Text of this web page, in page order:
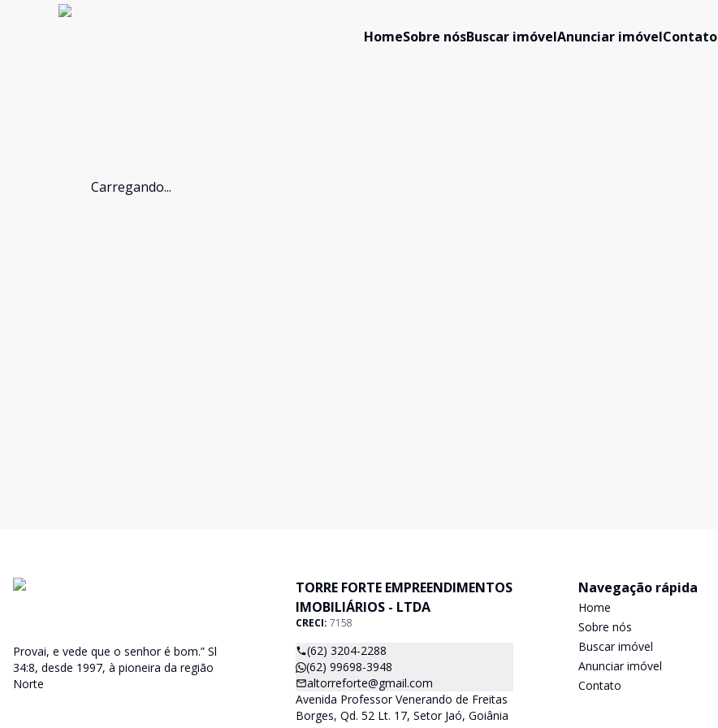
HomeSobre nósBuscar imóvelAnunciar imóvelContato
Carregando...
Provai, e vede que o senhor é bom.” Sl
34:8, desde 1997, à pioneira da região
Norte
TORRE FORTE EMPREENDIMENTOS
IMOBILIÁRIOS - LTDA
CRECI: 7158
(62) 3204-2288
(62) 99698-3948
altorreforte@gmail.com
Avenida Professor Venerando de Freitas
Borges, Qd. 52 Lt. 17, Setor Jaó, Goiânia
Navegação rápida
Home
Sobre nós
Buscar imóvel
Anunciar imóvel
Contato